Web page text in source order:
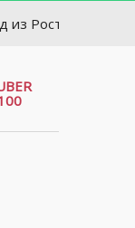
можно